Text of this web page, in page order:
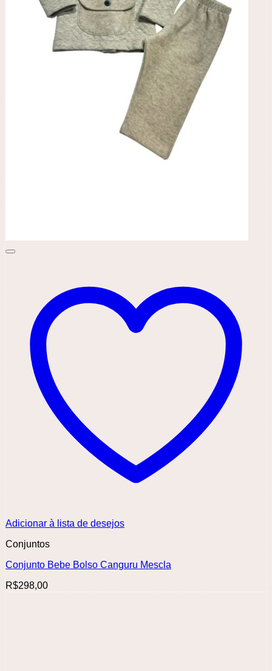
Adicionar à lista de desejos
Conjuntos
Conjunto Bebe Bolso Canguru Mescla
R$298,00